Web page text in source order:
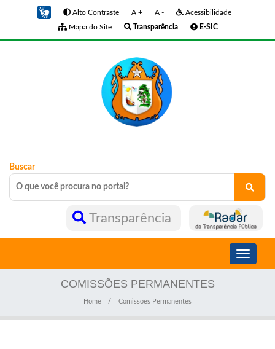
Alto Contraste A + A -
Acessibilidade
Mapa do Site
Transparência E-SIC
Buscar
Transparência
Toggle
COMISSÕES PERMANENTES
Home Comissões Permanentes